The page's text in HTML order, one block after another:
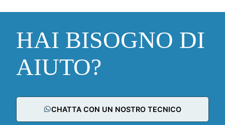
HAI BISOGNO DI
AIUTO?
CHATTA CON UN NOSTRO TECNICO